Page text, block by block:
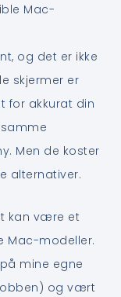
Mac-
og det er ikke
skjermer er
for akkurat din
Men de koster
alternativer.
kan være et
Mac-modeller.
mine egne
og vært